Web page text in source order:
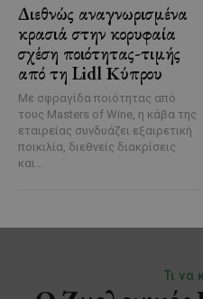
Διεθνώς αναγνωρισμένα
κρασιά στην κορυφαία
σχέση ποιότητας-τιμής
από τη Lidl Κύπρου
Με σφραγίδα ποιότητας από
τους Masters of Wine, η κάβα της
εταιρείας συνδυάζει εξαιρετική
ποικιλία, διεθνείς διακρίσεις
και...